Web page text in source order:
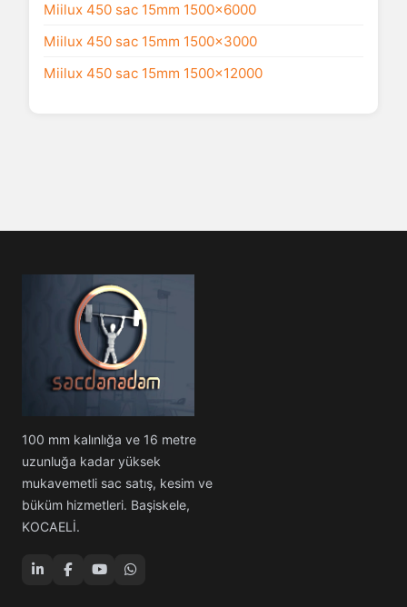
Miilux 450 sac 15mm 1500x6000
Miilux 450 sac 15mm 1500x3000
Miilux 450 sac 15mm 1500x12000
100 mm kalınlığa ve 16 metre
uzunluğa kadar yüksek
mukavemetli sac satış, kesim ve
büküm hizmetleri. Başiskele,
KOCAELİ.